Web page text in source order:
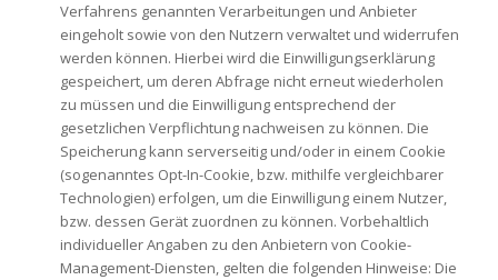
Verfahrens genannten Verarbeitungen und Anbieter
eingeholt sowie von den Nutzern verwaltet und widerrufen
werden können. Hierbei wird die Einwilligungserklärung
gespeichert, um deren Abfrage nicht erneut wiederholen
zu müssen und die Einwilligung entsprechend der
gesetzlichen Verpflichtung nachweisen zu können. Die
Speicherung kann serverseitig und/oder in einem Cookie
(sogenanntes Opt-In-Cookie, bzw. mithilfe vergleichbarer
Technologien) erfolgen, um die Einwilligung einem Nutzer,
bzw. dessen Gerät zuordnen zu können. Vorbehaltlich
individueller Angaben zu den Anbietern von Cookie-
Management-Diensten, gelten die folgenden Hinweise: Die